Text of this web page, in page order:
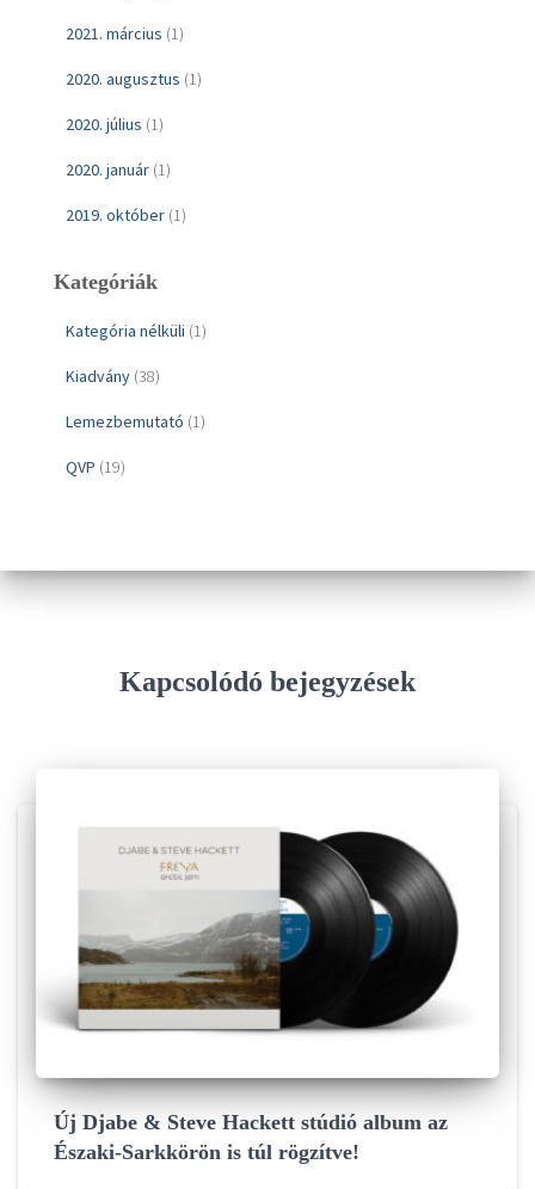
2021. március (1)
2020. augusztus (1)
2020. július (1)
2020. január (1)
2019. október (1)
Kategóriák
Kategória nélküli (1)
Kiadvány (38)
Lemezbemutató (1)
QVP (19)
Kapcsolódó bejegyzések
Új Djabe & Steve Hackett stúdió album az
Északi-Sarkkörön is túl rögzítve!